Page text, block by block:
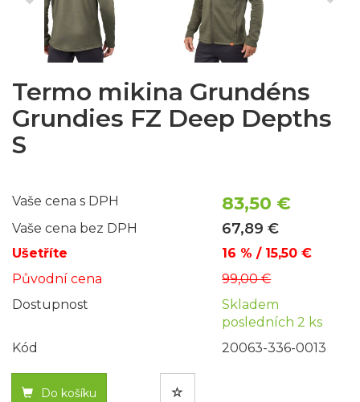
Termo mikina Grundéns
Grundies FZ Deep Depths
S
Vaše cena s DPH 83,50 €
Vaše cena bez DPH 67,89 €
Ušetříte
16 % / 15,50 €
Původní cena
99,00 €
Dostupnost
Skladem
posledních 2 ks
Kód
20063-336-0013
Do košíku